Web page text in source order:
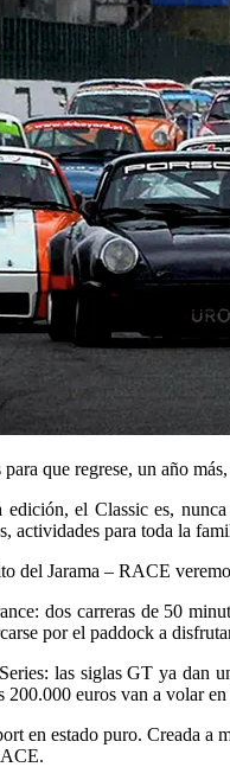
para que regrese, un año
edición, el Classic es,
actividades para toda la
del Jarama – RACE
dos carreras de 50
por el paddock a
las siglas GT ya dan
200.000 euros van a volar
en estado puro. Creada a